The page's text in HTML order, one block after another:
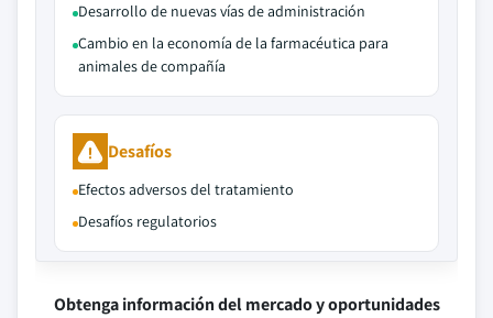
Desarrollo de nuevas vías de administración
Cambio en la economía de la farmacéutica para
animales de compañía
Desafíos
Efectos adversos del tratamiento
Desafíos regulatorios
Obtenga información del mercado y oportunidades